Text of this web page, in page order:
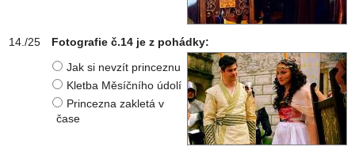
Fotografie č.14 je z pohádky:
Jak si nevzít princeznu
Kletba Měsíčního údolí
Princezna zakletá v
čase